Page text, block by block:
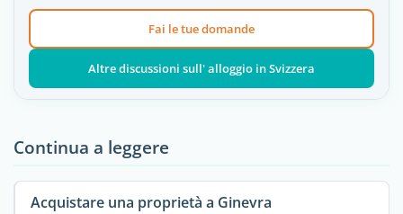
Fai le tue domande
Altre discussioni sull' alloggio in Svizzera
Continua a leggere
Acquistare una proprietà a Ginevra